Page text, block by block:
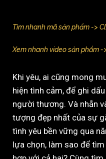
Tìm nhanh mã sản phẩm ->
Xem nhanh video sản phẩm -
Khi yêu, ai cũng mong
hiện tình cảm, để ghi
người thương. Và nhẫn
tượng đẹp nhất của sự
tình yêu bền vững qua
lựa chọn, làm sao để